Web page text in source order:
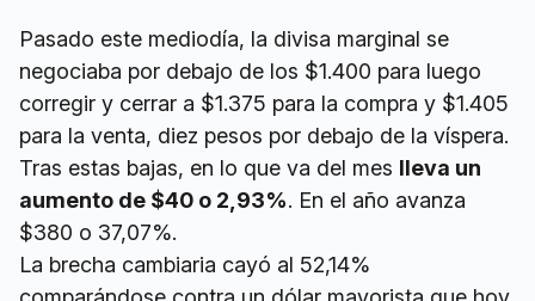
Pasado este mediodía, la divisa marginal se
negociaba por debajo de los $1.400 para luego
corregir y cerrar a $1.375 para la compra y $1.405
para la venta, diez pesos por debajo de la víspera.
Tras estas bajas, en lo que va del mes lleva un
aumento de $40 o 2,93%. En el año avanza
$380 o 37,07%.
La brecha cambiaria cayó al 52,14%